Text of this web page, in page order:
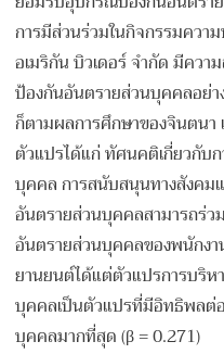
การมีส่วนร่วมในกิจกรรมคว
อเมริกัน บิวเดอร์ จำกัด มีคว
ป้องกันอันตรายส่วนบุคคลอย่
ก็ตามผลการศึกษาของจินตนา
ตัวแปรได้แก่ ทัศนคติเกี่ยวกับ
บุคคล การสนับสนุนทางสังคม
อันตรายส่วนบุคคลสามารถร่
อันตรายส่วนบุคคลของพนักง
ยานยนต์ได้แต่ตัวแปรการบริ
บุคคลเป็นตัวแปรที่มีอิทธิพลต่
บุคคลมากที่สุด (β = 0.271)